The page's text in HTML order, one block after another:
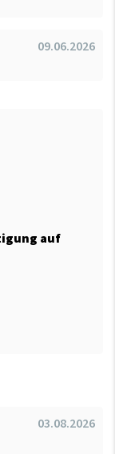
09.06.2026
auf
03.08.2026